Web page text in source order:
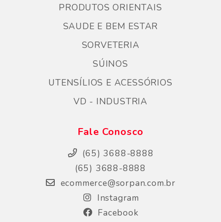
PRODUTOS ORIENTAIS
SAUDE E BEM ESTAR
SORVETERIA
SÚINOS
UTENSÍLIOS E ACESSÓRIOS
VD - INDUSTRIA
Fale Conosco
(65) 3688-8888
(65) 3688-8888
ecommerce@sorpan.com.br
Instagram
Facebook